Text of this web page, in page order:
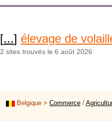
[...] élevage de
2 sites trouvés le 6 août 2026
Belgique > Commerce /